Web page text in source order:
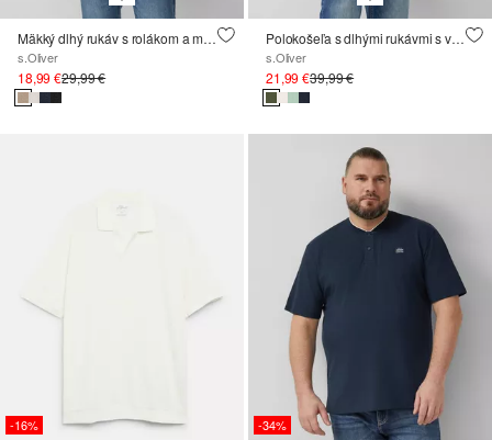
Mäkký dlhý rukáv s rolákom a manžetami
s.Oliver
18,99 €29,99 €
Polokošeľa s dlhými rukávmi s vafľovou textúrou a nášivkou s logom
s.Oliver
21,99 €39,99 €
-16% -34%